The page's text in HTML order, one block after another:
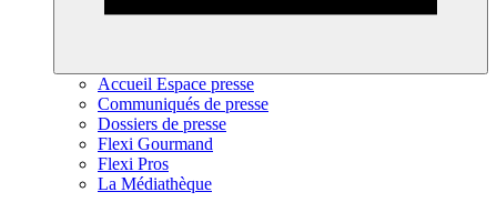
Accueil Espace presse
Communiqués de presse
Dossiers de presse
Flexi Gourmand
Flexi Pros
La Médiathèque